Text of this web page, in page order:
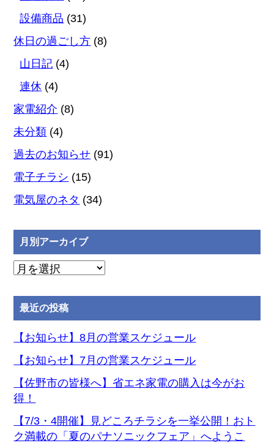
設備商品 (31)
休日の過ごし方 (8)
山日記 (4)
連休 (4)
家電紹介 (8)
未分類 (4)
過去のお知らせ (91)
電子チラシ (15)
電気屋のネタ (34)
月別アーカイブ
月
ア
カ
ブ
最近の投稿
【お知らせ】8月の営業スケジュール
【お知らせ】7月の営業スケジュール
【佐野市の皆様へ】省エネ家電の購入は今がお
得！
【7/3・4開催】見どころチラシを一挙公開！おト
ク満載の「夏のパナソニックフェア」へようこ